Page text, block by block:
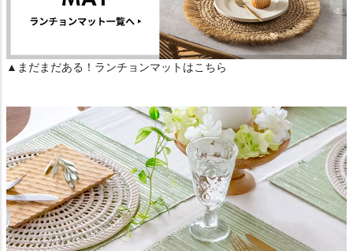
▲まだまだある！ランチョンマットはこちら